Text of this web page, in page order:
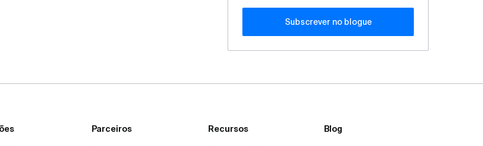
Subscrever no blogue
Parceiros Recursos Blog